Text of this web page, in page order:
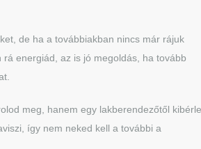
de ha a továbbiakban nincs már rájuk
energiád, az is jó megoldás, ha tovább
meg, hanem egy lakberendezőtől
így nem neked kell a további a